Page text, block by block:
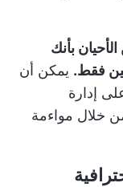
بأنك
فقط. يمكن أن
إدارة
خلال مواءمة